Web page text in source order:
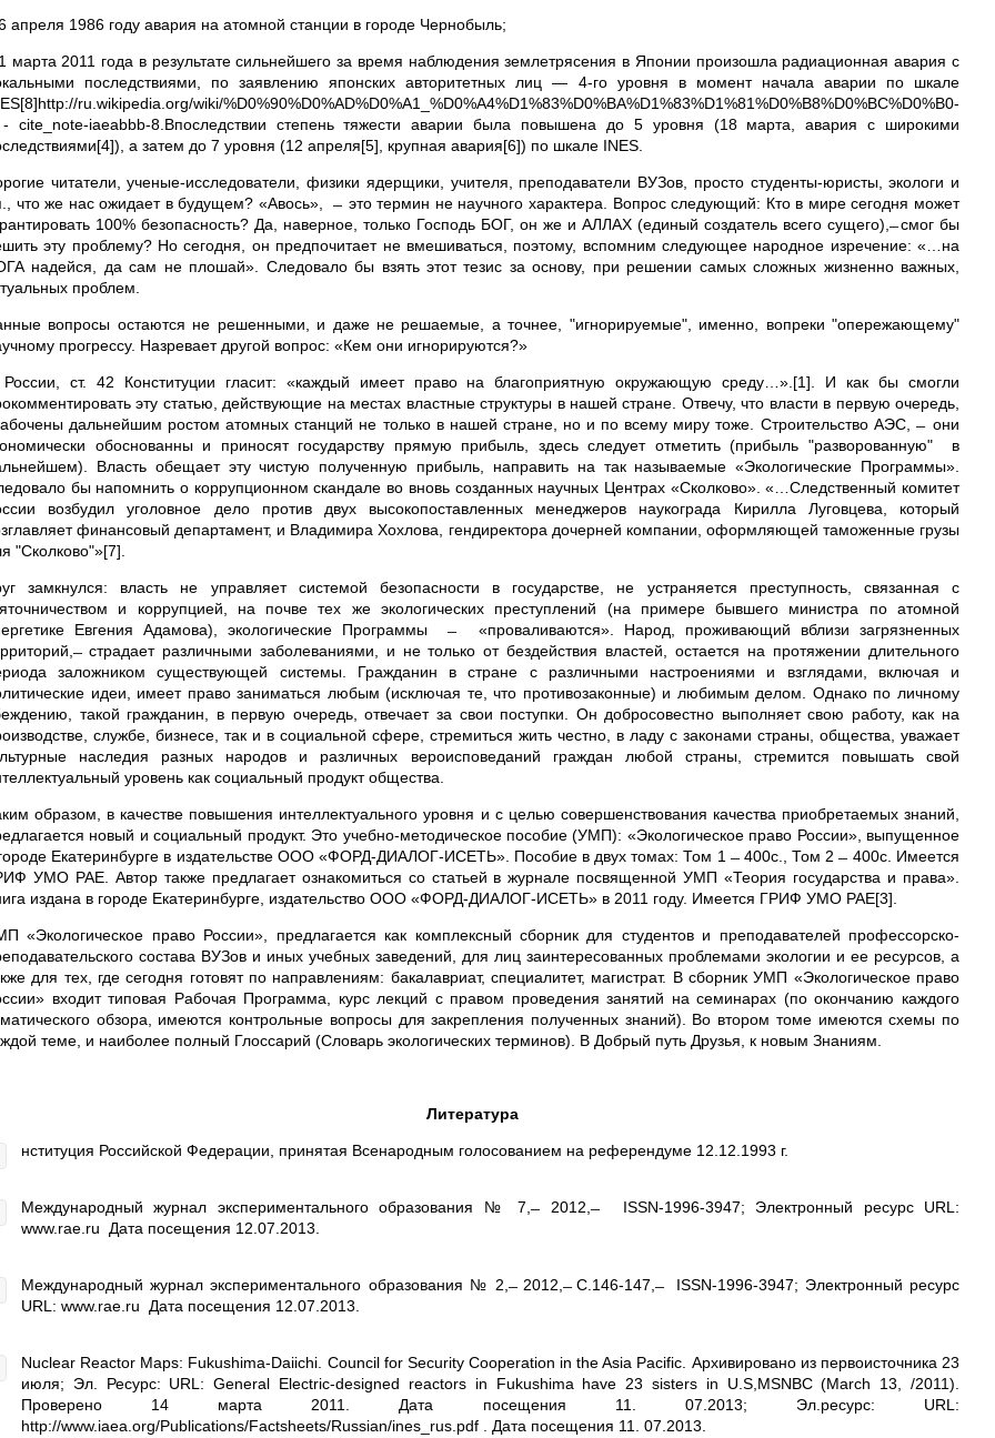
апреля 1986 году авария на атомной станции в городе Чернобыль;
марта 2011 года в результате сильнейшего за время наблюдения землетрясения в Японии произошла радиационная авария с
последствиями, по заявлению японских авторитетных лиц — 4-го уровня в момент начала аварии по шкале
ru.wikipedia.org/wiki/%D0%90%D0%AD%D0%A1_%D0%A4%D1%83%D0%BA%D1%83%D1%81%D0%B8%D0%BC%D0%B0-
cite_note-iaeabbb-8.Впоследствии степень тяжести аварии была повышена до 5 уровня (18 марта, авария с широкими
а затем до 7 уровня (12 апреля[5], крупная авария[6]) по шкале INES.
читатели, ученые-исследователи, физики ядерщики, учителя, преподаватели ВУЗов, просто студенты-юристы, экологи и
что же нас ожидает в будущем? «Авось», ̶ это термин не научного характера. Вопрос следующий: Кто в мире сегодня может
100% безопасность? Да, наверное, только Господь БОГ, он же и АЛЛАХ (единый создатель всего сущего), ̶ смог бы
эту проблему? Но сегодня, он предпочитает не вмешиваться, поэтому, вспомним следующее народное изречение: «…на
надейся, да сам не плошай». Следовало бы взять этот тезис за основу, при решении самых сложных жизненно важных,
проблем.
вопросы остаются не решенными, и даже не решаемые, а точнее, "игнорируемые", именно, вопреки "опережающему"
прогрессу. Назревает другой вопрос: «Кем они игнорируются?»
ст. 42 Конституции гласит: «каждый имеет право на благоприятную окружающую среду…».[1]. И как бы смогли
эту статью, действующие на местах властные структуры в нашей стране. Отвечу, что власти в первую очередь,
дальнейшим ростом атомных станций не только в нашей стране, но и по всему миру тоже. Строительство АЭС, ̶ они
обоснованны и приносят государству прямую прибыль, здесь следует отметить (прибыль "разворованную" в
Власть обещает эту чистую полученную прибыль, направить на так называемые «Экологические Программы».
бы напомнить о коррупционном скандале во вновь созданных научных Центрах «Сколково». «…Следственный комитет
возбудил уголовное дело против двух высокопоставленных менеджеров наукограда Кирилла Луговцева, который
финансовый департамент, и Владимира Хохлова, гендиректора дочерней компании, оформляющей таможенные грузы
"Сколково"»[7].
замкнулся: власть не управляет системой безопасности в государстве, не устраняется преступность, связанная с
и коррупцией, на почве тех же экологических преступлений (на примере бывшего министра по атомной
Евгения Адамова), экологические Программы ̶ «проваливаются». Народ, проживающий вблизи загрязненных
страдает различными заболеваниями, и не только от бездействия властей, остается на протяжении длительного
заложником существующей системы. Гражданин в стране с различными настроениями и взглядами, включая и
идеи, имеет право заниматься любым (исключая те, что противозаконные) и любимым делом. Однако по личному
такой гражданин, в первую очередь, отвечает за свои поступки. Он добросовестно выполняет свою работу, как на
службе, бизнесе, так и в социальной сфере, стремиться жить честно, в ладу с законами страны, общества, уважает
наследия разных народов и различных вероисповеданий граждан любой страны, стремится повышать свой
уровень как социальный продукт общества.
образом, в качестве повышения интеллектуального уровня и с целью совершенствования качества приобретаемых знаний,
новый и социальный продукт. Это учебно-методическое пособие (УМП): «Экологическое право России», выпущенное
Екатеринбурге в издательстве ООО «ФОРД-ДИАЛОГ-ИСЕТЬ». Пособие в двух томах: Том 1 ̶ 400с., Том 2 ̶ 400с. Имеется
УМО РАЕ. Автор также предлагает ознакомиться со статьей в журнале посвященной УМП «Теория государства и права».
издана в городе Екатеринбурге, издательство ООО «ФОРД-ДИАЛОГ-ИСЕТЬ» в 2011 году. Имеется ГРИФ УМО РАЕ[3].
«Экологическое право России», предлагается как комплексный сборник для студентов и преподавателей профессорско-
состава ВУЗов и иных учебных заведений, для лиц заинтересованных проблемами экологии и ее ресурсов, а
для тех, где сегодня готовят по направлениям: бакалавриат, специалитет, магистрат. В сборник УМП «Экологическое право
входит типовая Рабочая Программа, курс лекций с правом проведения занятий на семинарах (по окончанию каждого
обзора, имеются контрольные вопросы для закрепления полученных знаний). Во втором томе имеются схемы по
теме, и наиболее полный Глоссарий (Словарь экологических терминов). В Добрый путь Друзья, к новым Знаниям.
Литература
нституция Российской Федерации, принятая Всенародным голосованием на референдуме 12.12.1993 г.
Международный журнал экспериментального образования № 7, ̶ 2012, ̶ ISSN-1996-3947; Электронный ресурс URL:
www.rae.ru Дата посещения 12.07.2013.
Международный журнал экспериментального образования № 2, ̶ 2012, ̶ С.146-147, ̶ ISSN-1996-3947; Электронный ресурс
URL: www.rae.ru Дата посещения 12.07.2013.
Nuclear Reactor Maps: Fukushima-Daiichi. Council for Security Cooperation in the Asia Pacific. Архивировано из первоисточника 23
июля; Эл. Ресурс: URL: General Electric-designed reactors in Fukushima have 23 sisters in U.S,MSNBC (March 13, /2011).
Проверено 14 марта 2011. Дата посещения 11. 07.2013; Эл.ресурс: URL:
http://www.iaea.org/Publications/Factsheets/Russian/ines_rus.pdf . Дата посещения 11. 07.2013.